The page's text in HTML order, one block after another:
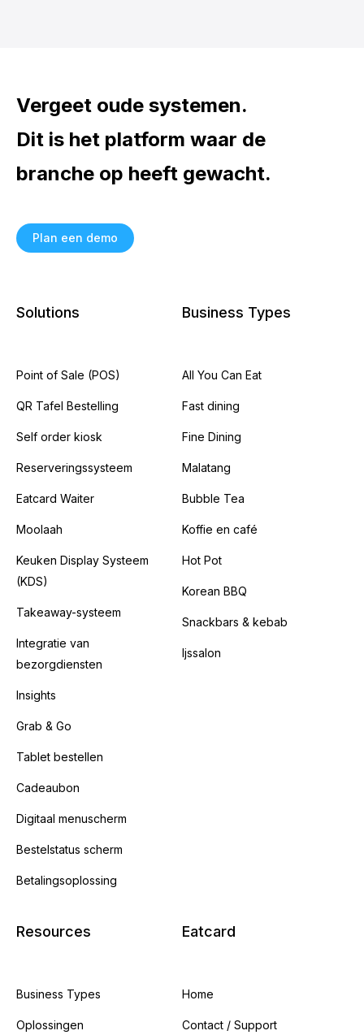
Vergeet oude systemen.
Dit is het platform waar de
branche op heeft gewacht.
Plan een demo
Solutions
Point of Sale (POS)
QR Tafel Bestelling
Self order kiosk
Reserveringssysteem
Eatcard Waiter
Moolaah
Keuken Display Systeem
(KDS)
Takeaway-systeem
Integratie van
bezorgdiensten
Insights
Grab & Go
Tablet bestellen
Cadeaubon
Digitaal menuscherm
Bestelstatus scherm
Betalingsoplossing
Business Types
All You Can Eat
Fast dining
Fine Dining
Malatang
Bubble Tea
Koffie en café
Hot Pot
Korean BBQ
Snackbars & kebab
Ijssalon
Resources
Business Types
Oplossingen
Eatcard
Home
Contact / Support